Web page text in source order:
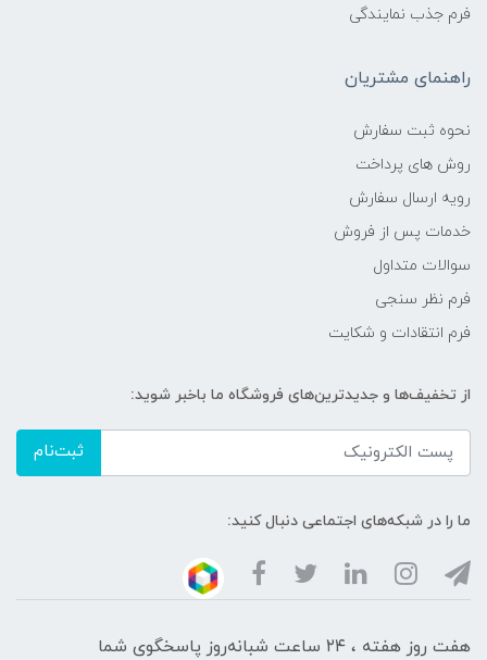
فرم جذب نمایندگی
راهنمای مشتریان
نحوه ثبت سفارش
روش های پرداخت
رویه ارسال سفارش
خدمات پس از فروش
سوالات متداول
فرم نظر سنجی
فرم انتقادات و شکایت
از تخفیف‌ها و جدیدترین‌های فروشگاه ما باخبر شوید:
ثبت‌نام
ما را در شبکه‌های اجتماعی دنبال کنید:
هفت روز هفته ، ۲۴ ساعت شبانه‌روز پاسخگوی شما